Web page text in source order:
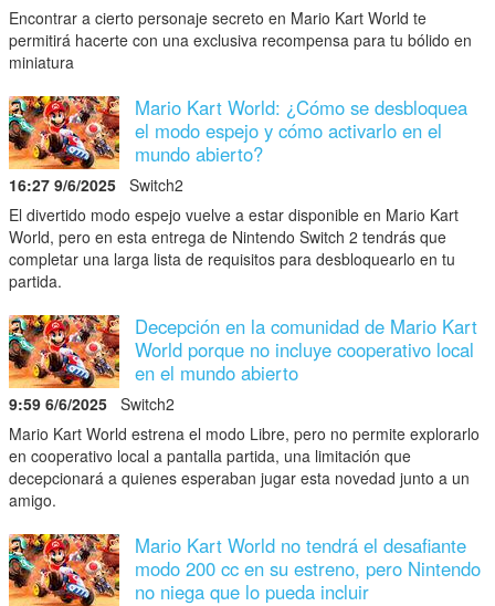
Encontrar a cierto personaje secreto en Mario Kart World te
permitirá hacerte con una exclusiva recompensa para tu bólido en
miniatura
Mario Kart World: ¿Cómo se desbloquea
el modo espejo y cómo activarlo en el
mundo abierto?
16:27 9/6/2025
Switch2
El divertido modo espejo vuelve a estar disponible en Mario Kart
World, pero en esta entrega de Nintendo Switch 2 tendrás que
completar una larga lista de requisitos para desbloquearlo en tu
partida.
Decepción en la comunidad de Mario Kart
World porque no incluye cooperativo local
en el mundo abierto
9:59 6/6/2025
Switch2
Mario Kart World estrena el modo Libre, pero no permite explorarlo
en cooperativo local a pantalla partida, una limitación que
decepcionará a quienes esperaban jugar esta novedad junto a un
amigo.
Mario Kart World no tendrá el desafiante
modo 200 cc en su estreno, pero Nintendo
no niega que lo pueda incluir